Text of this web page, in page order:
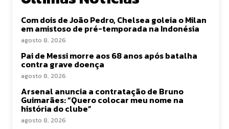
Com dois de João Pedro, Chelsea goleia o Milan
em amistoso de pré-temporada na Indonésia
agosto 8, 2026
Pai de Messi morre aos 68 anos após batalha
contra grave doença
agosto 8, 2026
Arsenal anuncia a contratação de Bruno
Guimarães: “Quero colocar meu nome na
história do clube”
agosto 8, 2026